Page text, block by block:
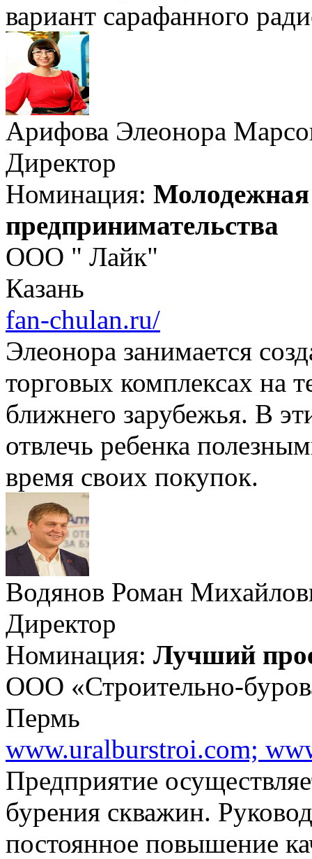
вариант сарафанного
Арифова Элеонора
Директор
Номинация: Молодежная
предпринимательства
ООО " Лайк"
Казань
fan-chulan.ru/
Элеонора занимается
торговых комплексах на
ближнего зарубежья. В
отвлечь ребенка
время своих покупок.
Водянов Роман
Директор
Номинация: Лучший
ООО «Строительно-
Пермь
www.uralburstroi.com;
Предприятие
бурения скважин.
постоянное повышение